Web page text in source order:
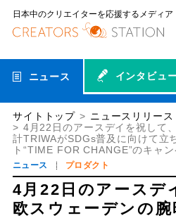
日本中のクリエイターを応援するメディア
ニュース インタビュ
サイトトップ
ニュースリリース
4月22日のアースデイを祝して
計TRIWAがSDGs普及に向けて立
ト“TIME FOR CHANGE”のキャ
ニュース プロダクト
4月22日のアースデ
欧スウェーデンの